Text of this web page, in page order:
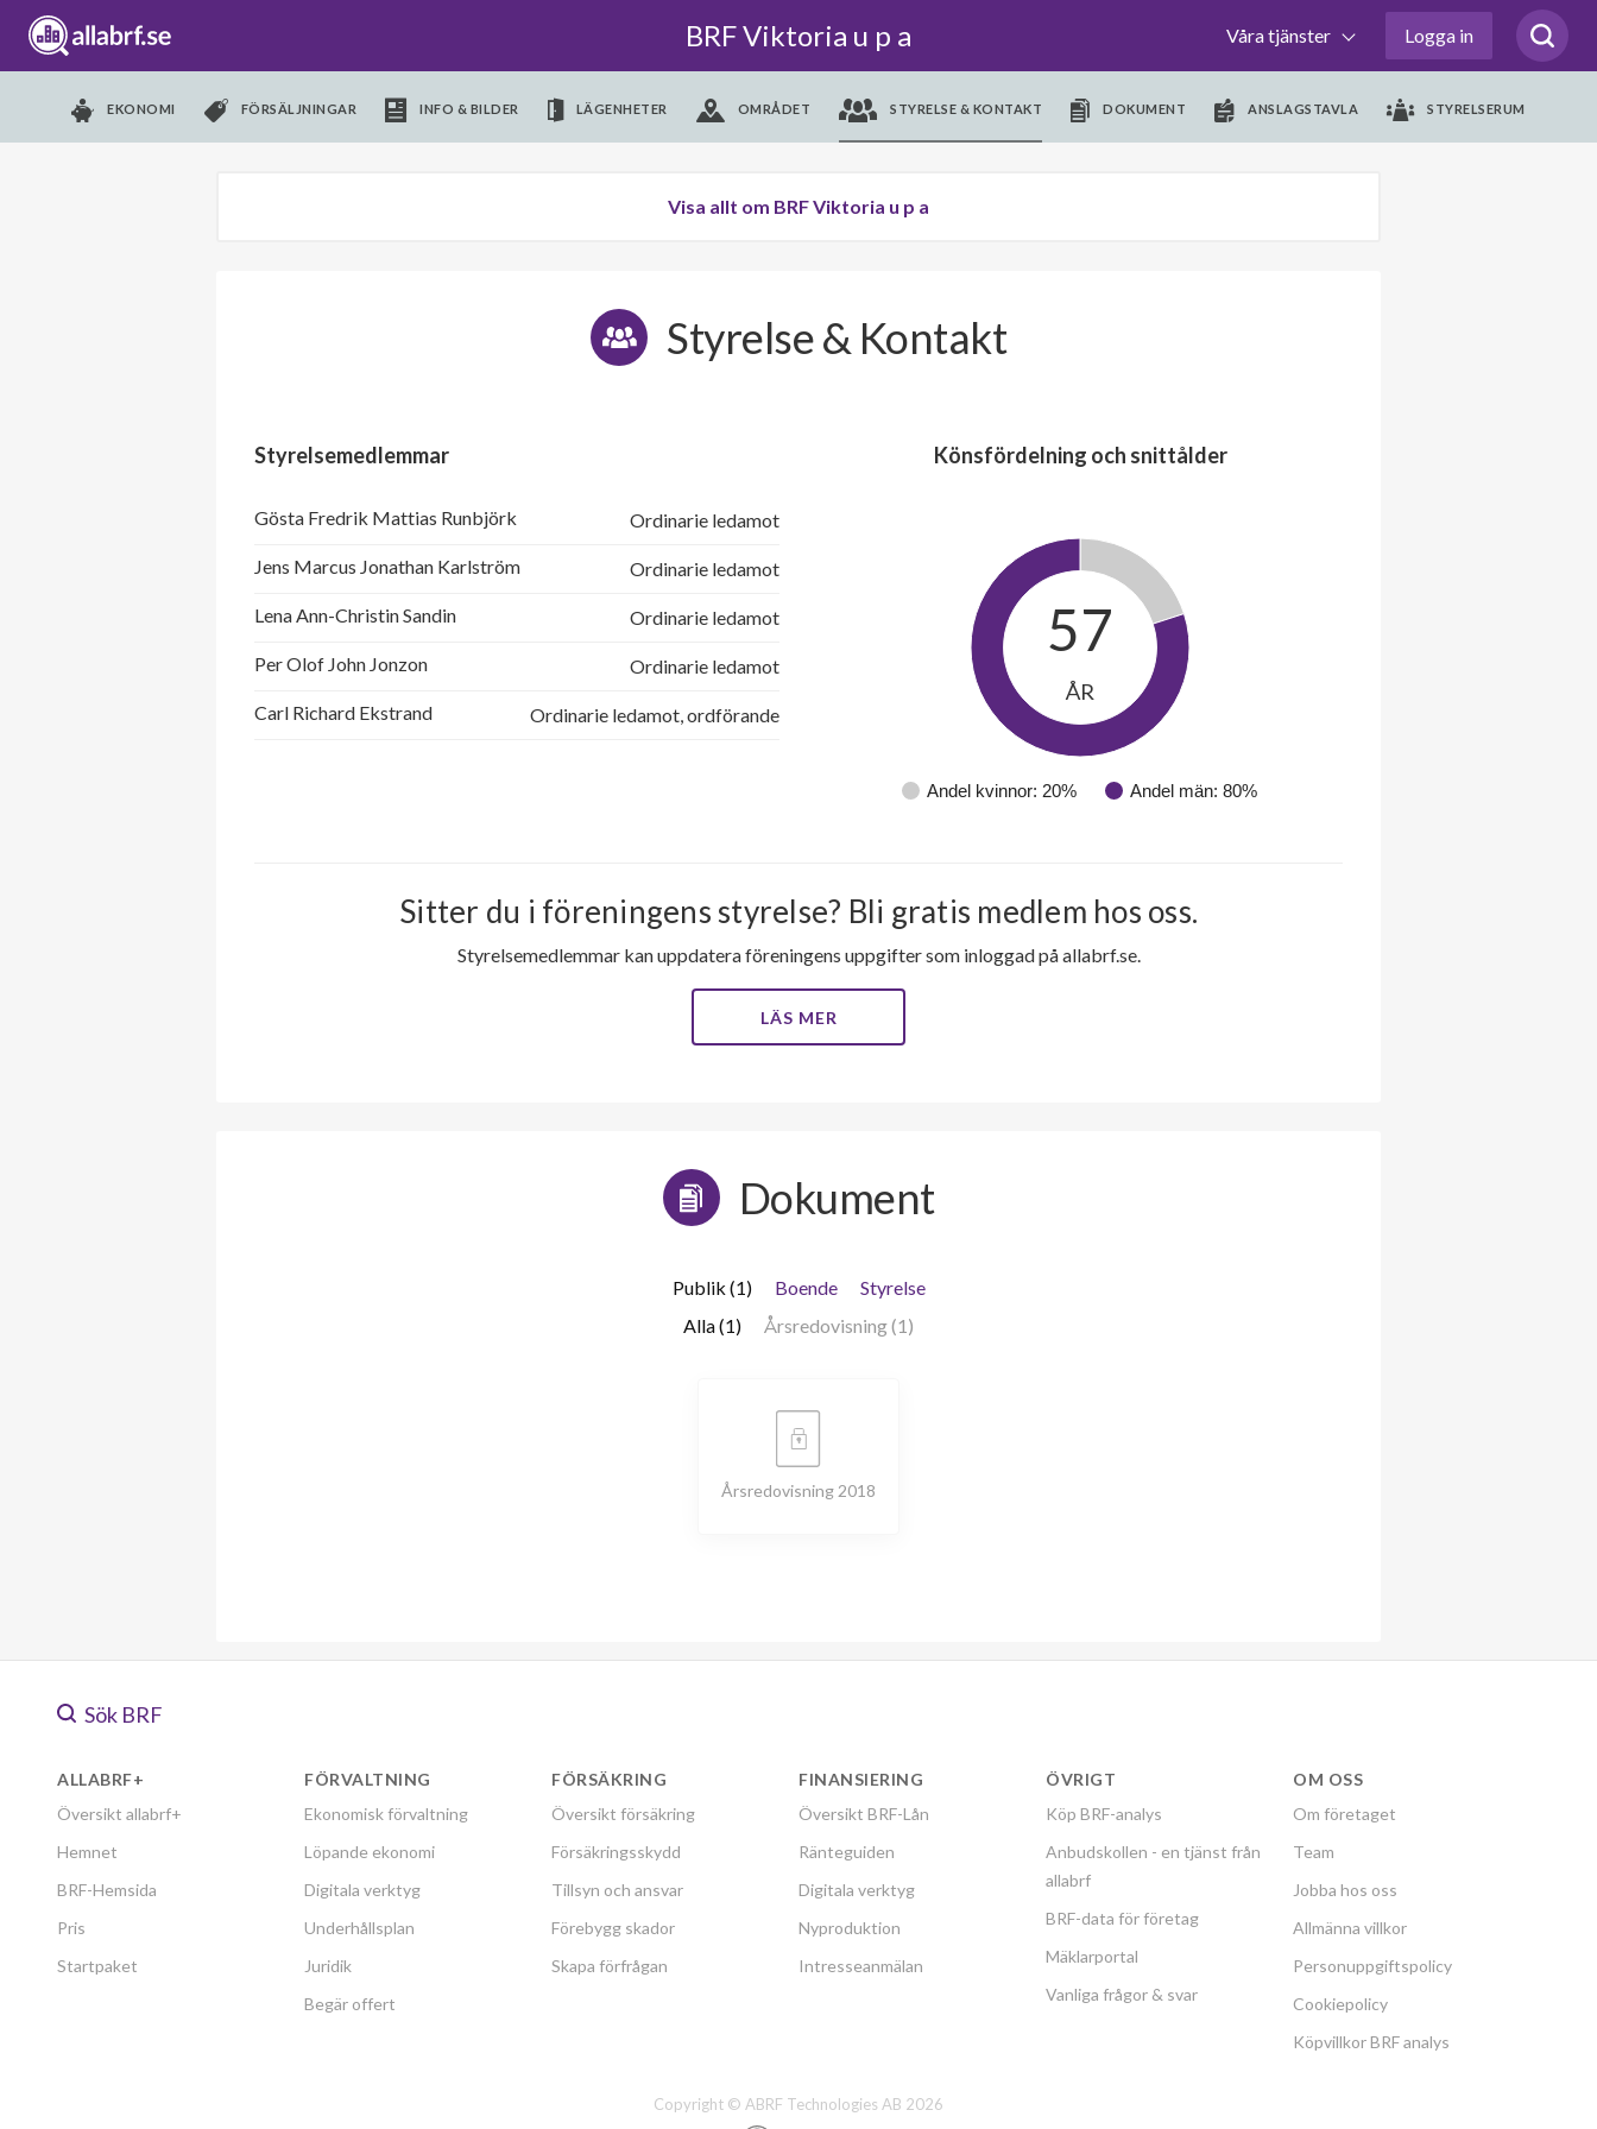
BRF Viktoria u p a Våra tjänster Logga in
EKONOMI FÖRSÄLJNINGAR INFO & BILDER LÄGENHETER OMRÅDET STYRELSE & KONTAKT DOKUMENT ANSLAGSTAVLA STYRELSERUM
Visa allt om BRF Viktoria u p a
Styrelse & Kontakt
Styrelsemedlemmar
Gösta Fredrik Mattias Runbjörk Ordinarie ledamot
Jens Marcus Jonathan Karlström Ordinarie ledamot
Lena Ann-Christin Sandin Ordinarie ledamot
Per Olof John Jonzon Ordinarie ledamot
Carl Richard Ekstrand Ordinarie ledamot, ordförande
Könsfördelning och snittålder
Andel kvinnor: 20% Andel män: 80%
57
ÅR
Sitter du i föreningens styrelse? Bli gratis medlem hos oss.
Styrelsemedlemmar kan uppdatera föreningens uppgifter som inloggad på allabrf.se.
LÄS MER
Dokument
Publik (1) Boende
Styrelse
Alla (1)
Årsredovisning (1)
Årsredovisning 2018
Sök BRF
ALLABRF+
Översikt allabrf+
Hemnet
BRF-Hemsida
Pris
Startpaket
FÖRVALTNING
Ekonomisk förvaltning
Löpande ekonomi
Digitala verktyg
Underhållsplan
Juridik
Begär offert
FÖRSÄKRING
Översikt försäkring
Försäkringsskydd
Tillsyn och ansvar
Förebygg skador
Skapa förfrågan
FINANSIERING
Översikt BRF-Lån
Ränteguiden
Digitala verktyg
Nyproduktion
Intresseanmälan
ÖVRIGT
Köp BRF-analys
Anbudskollen - en tjänst från
allabrf
BRF-data för företag
Mäklarportal
Vanliga frågor & svar
OM OSS
Om företaget
Team
Jobba hos oss
Allmänna villkor
Personuppgiftspolicy
Cookiepolicy
Köpvillkor BRF analys
Copyright © ABRF Technologies AB 2026